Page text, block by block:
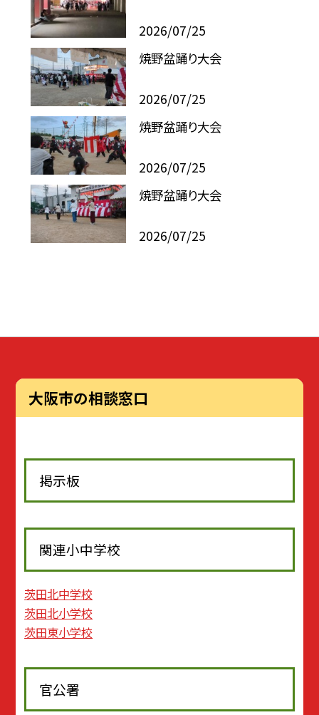
2026/07/25
焼野盆踊り大会
2026/07/25
焼野盆踊り大会
2026/07/25
焼野盆踊り大会
2026/07/25
大阪市の相談窓口
掲示板
関連小中学校
茨田北中学校
茨田北小学校
茨田東小学校
官公署